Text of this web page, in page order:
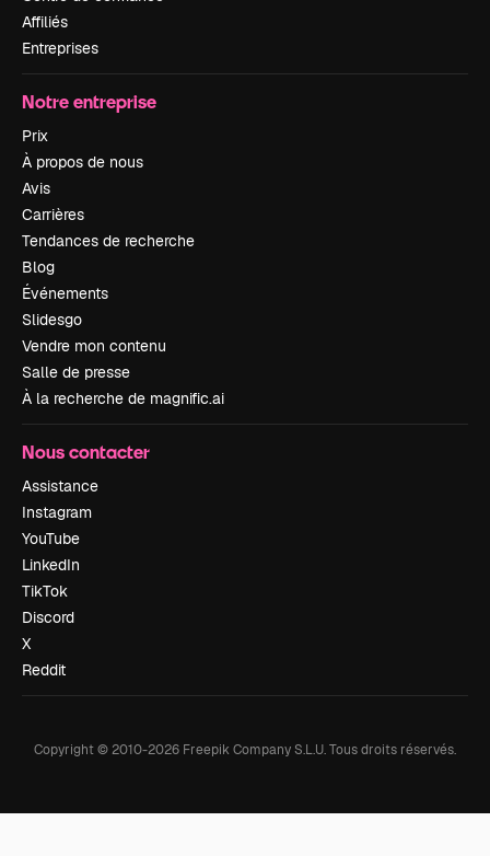
Affiliés
Entreprises
Notre entreprise
Prix
À propos de nous
Avis
Carrières
Tendances de recherche
Blog
Événements
Slidesgo
Vendre mon contenu
Salle de presse
À la recherche de magnific.ai
Nous contacter
Assistance
Instagram
YouTube
LinkedIn
TikTok
Discord
X
Reddit
Copyright © 2010-2026 Freepik Company S.L.U.Tous droits réservés.